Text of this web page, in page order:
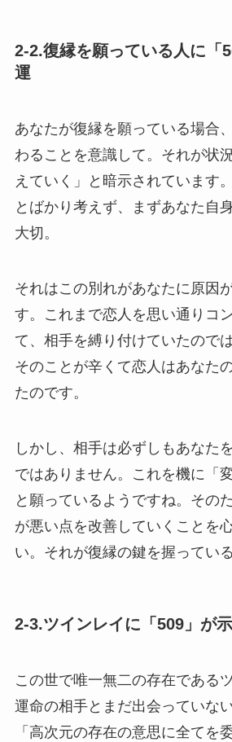
2-2.復縁を願っている人に「
運
あなたが復縁を願っている場合
わることを意識して。それが状
えていく」と暗示されています
とばかり考えず、まずあなた自
大切。
それはこの別れがあなたに原因
す。これまで恋人を思い通りコ
て、相手を縛り付けていたので
そのことが辛くて恋人はあなた
たのです。
しかし、相手は必ずしもあなた
ではありません。これを機に「
と願っているようですね。その
が悪い点を改善していくことを
い。それが復縁の鍵を握ってい
2-3.ツインレイに「509」が
この世で唯一無二の存在である
運命の相手とまだ出会っていな
「高次元の存在の意思に全てを